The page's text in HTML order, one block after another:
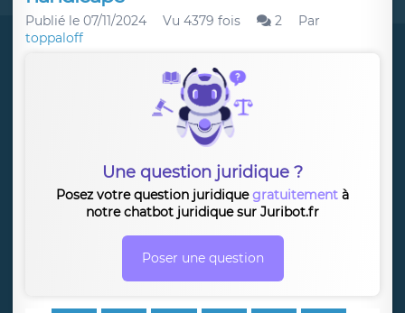
Publié le 07/11/2024 Vu 4379 fois 2
Par
toppaloff
Une question juridique ?
Posez votre question juridiquegratuitement à
notre chatbot juridique sur Juribot.fr
Poser une question